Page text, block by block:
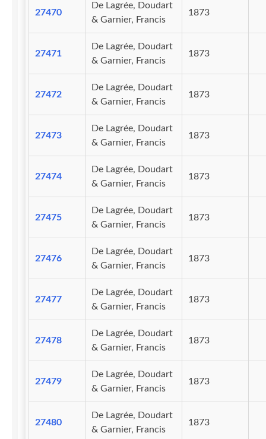
27470
De Lagrée, Doudart
& Garnier, Francis
1873
27471
De Lagrée, Doudart
& Garnier, Francis
1873
27472
De Lagrée, Doudart
& Garnier, Francis
1873
27473
De Lagrée, Doudart
& Garnier, Francis
1873
27474
De Lagrée, Doudart
& Garnier, Francis
1873
27475
De Lagrée, Doudart
& Garnier, Francis
1873
27476
De Lagrée, Doudart
& Garnier, Francis
1873
27477
De Lagrée, Doudart
& Garnier, Francis
1873
27478
De Lagrée, Doudart
& Garnier, Francis
1873
27479
De Lagrée, Doudart
& Garnier, Francis
1873
27480
De Lagrée, Doudart
& Garnier, Francis
1873